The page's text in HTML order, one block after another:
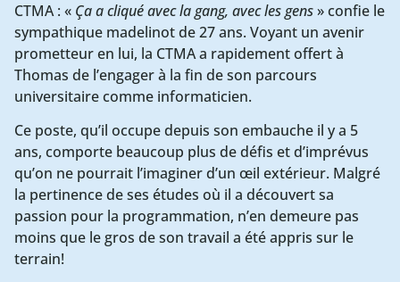
CTMA : « Ça a cliqué avec la gang, avec les gens» confie le
sympathique madelinot de 27 ans. Voyant un avenir
prometteur en lui, la CTMA a rapidement offert à
Thomas de l’engager à la fin de son parcours
universitaire comme informaticien.
Ce poste, qu’il occupe depuis son embauche il y a 5
ans, comporte beaucoup plus de défis et d’imprévus
qu’on ne pourrait l’imaginer d’un œil extérieur. Malgré
la pertinence de ses études où il a découvert sa
passion pour la programmation, n’en demeure pas
moins que le gros de son travail a été appris sur le
terrain!